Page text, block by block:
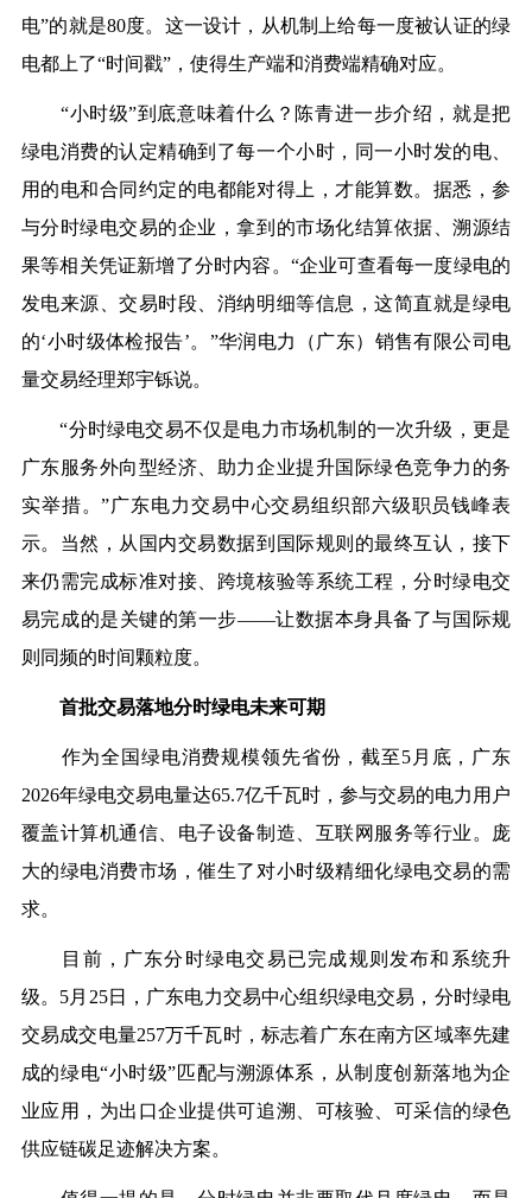
电”的就是80度。这一设计，从机制上给每一度被认证的绿
电都上了“时间戳”，使得生产端和消费端精确对应。
“小时级”到底意味着什么？陈青进一步介绍，就是把
绿电消费的认定精确到了每一个小时，同一小时发的电、
用的电和合同约定的电都能对得上，才能算数。据悉，参
与分时绿电交易的企业，拿到的市场化结算依据、溯源结
果等相关凭证新增了分时内容。“企业可查看每一度绿电的
发电来源、交易时段、消纳明细等信息，这简直就是绿电
的‘小时级体检报告’。”华润电力（广东）销售有限公司电
量交易经理郑宇铄说。
“分时绿电交易不仅是电力市场机制的一次升级，更是
广东服务外向型经济、助力企业提升国际绿色竞争力的务
实举措。”广东电力交易中心交易组织部六级职员钱峰表
示。当然，从国内交易数据到国际规则的最终互认，接下
来仍需完成标准对接、跨境核验等系统工程，分时绿电交
易完成的是关键的第一步——让数据本身具备了与国际规
则同频的时间颗粒度。
首批交易落地分时绿电未来可期
作为全国绿电消费规模领先省份，截至5月底，广东
2026年绿电交易电量达65.7亿千瓦时，参与交易的电力用户
覆盖计算机通信、电子设备制造、互联网服务等行业。庞
大的绿电消费市场，催生了对小时级精细化绿电交易的需
求。
目前，广东分时绿电交易已完成规则发布和系统升
级。5月25日，广东电力交易中心组织绿电交易，分时绿电
交易成交电量257万千瓦时，标志着广东在南方区域率先建
成的绿电“小时级”匹配与溯源体系，从制度创新落地为企
业应用，为出口企业提供可追溯、可核验、可采信的绿色
供应链碳足迹解决方案。